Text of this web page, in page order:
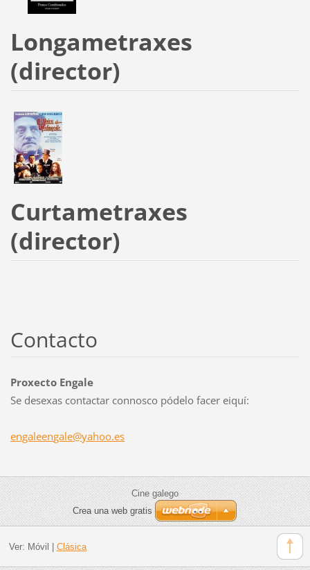
Longametraxes
(director)
Curtametraxes
(director)
Contacto
Proxecto Engale
Se desexas contactar connosco pódelo facer eiquí:
engaleengale@yahoo.es
Cine galego
Crea una web gratis
Ver: Móvil Clásica